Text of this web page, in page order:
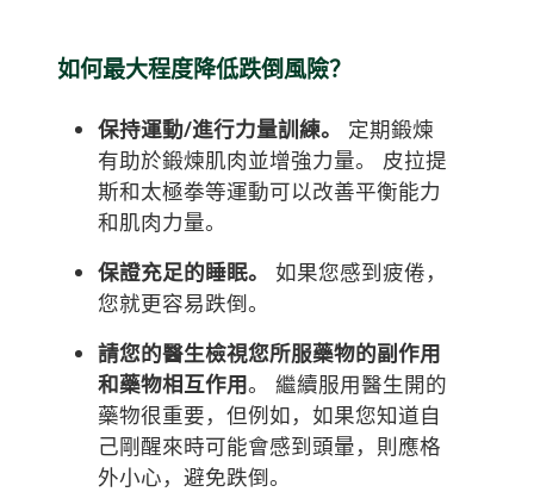
如何最大程度降低跌倒風險？
保持運動/進行力量訓練。 定期鍛煉
有助於鍛煉肌肉並增強力量。 皮拉提
斯和太極拳等運動可以改善平衡能力
和肌肉力量。
保證充足的睡眠。 如果您感到疲倦，
您就更容易跌倒。
請您的醫生檢視您所服藥物的副作用
和藥物相互作用。 繼續服用醫生開的
藥物很重要，但例如，如果您知道自
己剛醒來時可能會感到頭暈，則應格
外小心，避免跌倒。